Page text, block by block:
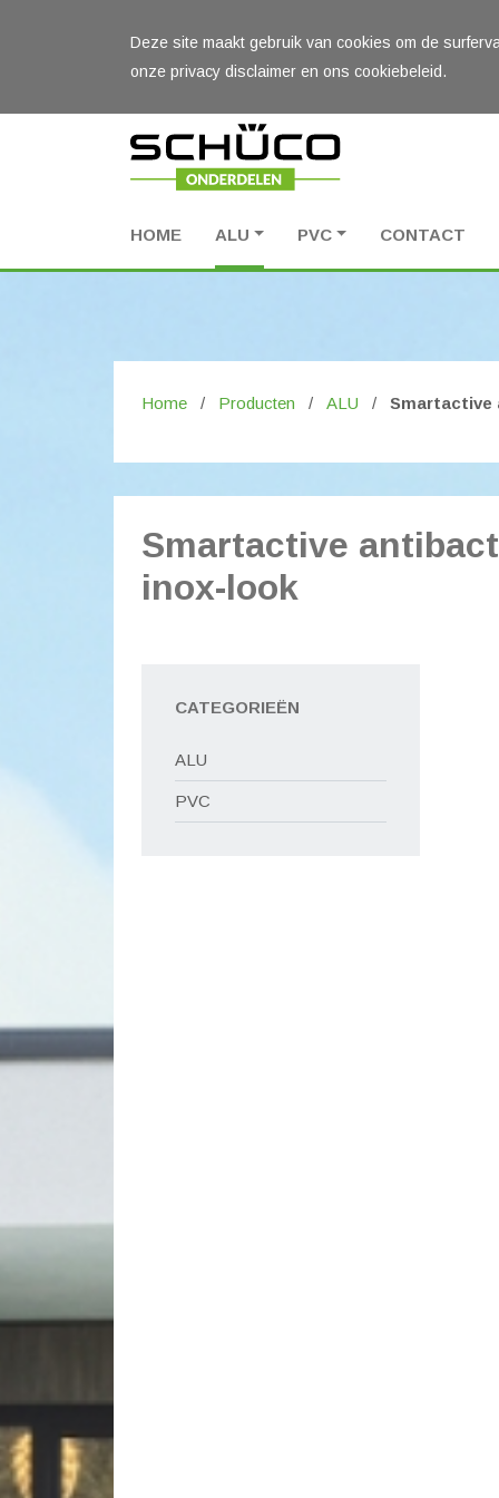
Deze site maakt gebruik van cookies om de
onze privacy disclaimer en ons cookiebeleid.
HOME ALU PVC CONTACT
Home / Producten / ALU / Smartactive
Smartactive
inox-look
CATEGORIEËN
ALU
PVC